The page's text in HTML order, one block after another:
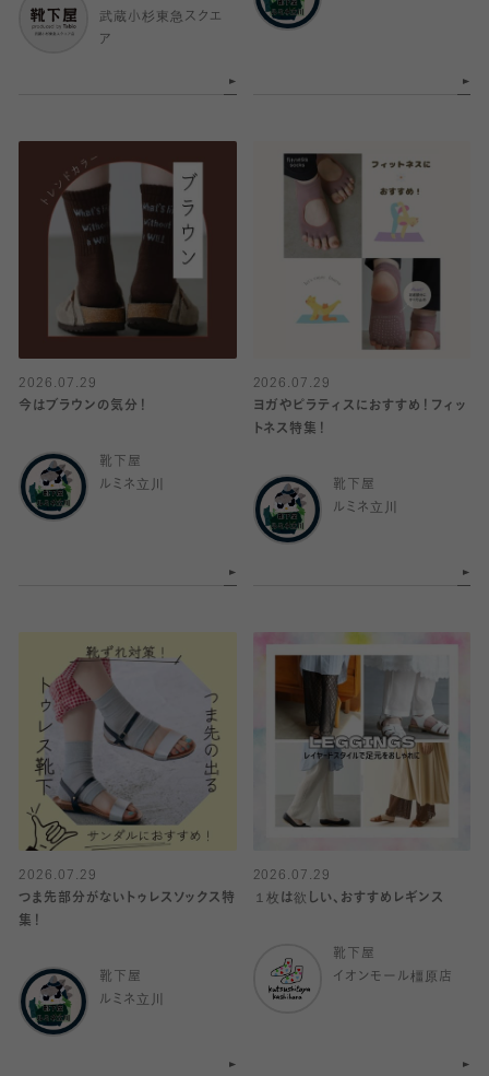
武蔵小杉東急スクエ
ア
2026.07.29
今はブラウンの気分！
靴下屋
ルミネ立川
2026.07.29
ヨガやピラティスにおすすめ！フィッ
トネス特集！
靴下屋
ルミネ立川
2026.07.29
つま先部分がないトゥレスソックス特
集！
靴下屋
ルミネ立川
2026.07.29
１枚は欲しい、おすすめレギンス
靴下屋
イオンモール橿原店